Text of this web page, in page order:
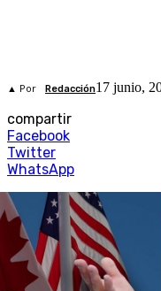
▲ Por Redacción17 junio,
compartir
Facebook
Twitter
WhatsApp